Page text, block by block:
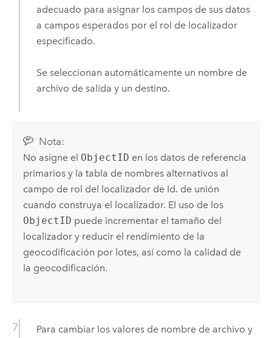
adecuado para asignar los campos de sus datos
a campos esperados por el rol de localizador
especificado.
Se seleccionan automáticamente un nombre de
archivo de salida y un destino.
Nota:
No asigne el ObjectID en los datos de referencia
primarios y la tabla de nombres alternativos al
campo de rol del localizador de Id. de unión
cuando construya el localizador. El uso de los
ObjectID puede incrementar el tamaño del
localizador y reducir el rendimiento de la
geocodificación por lotes, así como la calidad de
la geocodificación.
Para cambiar los valores de nombre de archivo y